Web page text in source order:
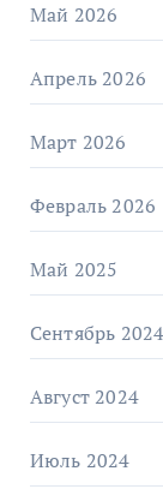
Май 2026
Апрель 2026
Март 2026
Февраль 2026
Май 2025
Сентябрь 2024
Август 2024
Июль 2024